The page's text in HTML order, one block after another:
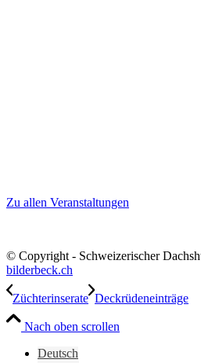
Zu allen Veranstaltungen
© Copyright - Schweizerischer
bilderbeck.ch
Züchterinserate Deckrüdeneinträge
Nach oben scrollen
Deutsch